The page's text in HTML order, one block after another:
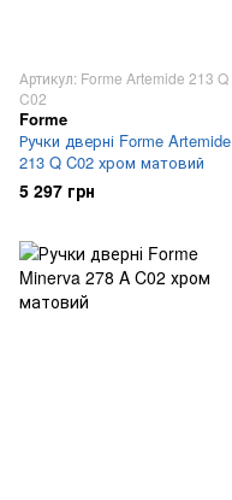
Артикул: Forme Artemide 213 Q
C02
Forme
Ручки дверні Forme Artemide
213 Q C02 хром матовий
5 297 грн